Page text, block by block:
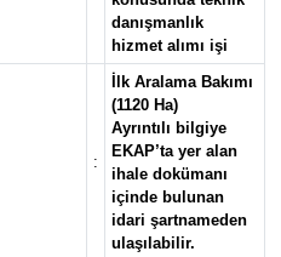
danışmanlık
hizmet alımı işi
:
İlk Aralama Bakımı
(1120 Ha)
Ayrıntılı bilgiye
EKAP’ta yer alan
ihale dokümanı
içinde bulunan
idari şartnameden
ulaşılabilir.